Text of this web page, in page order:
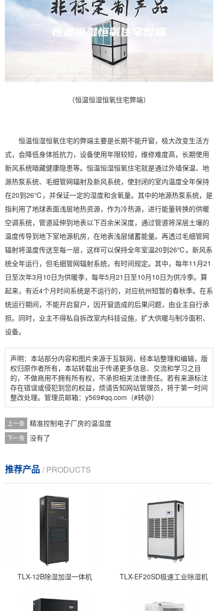
（恒温恒湿恒氧住宅弊端）
恒温恒湿恒氧住宅的弊端主要是长期不能开窗，极大改变生活方
式，会降低身体抵抗力，设备使用年限较短，维修难度高，长期使用
新风系统暗藏健康隐患等。恒温恒湿恒氧住宅就是通过外墙保温、地
源热泵系统、毛细管网辐射及新风系统，使封闭的室内温度全年保持
在20到26℃，并保证一定的湿度和含氧量。其中的地源热泵系统，是
指利用了地球表面浅层地热资源，作为冷热源，进行能量转换的供暖
空调系统，管道延伸到地表以下百余米深度，通过管道将深层土壤的
温度传导到地下室地源机房，在地表浅层储蓄能量。再透过毛细管网
辐射将温度传送至每一层，这样可以保持全年室温20到26℃。新风系
统全年运行，但毛细管网辐射系统，有时间规定。其中，每年11月21
日至次年3月10日为供暖季，每年5月21日至10月10日为供冷季。算
起来，有近4个月时间系统是不运行的，对应杭州短暂的春秋季。在系
统运行期间，不能开启窗户，因开窗造成的后果问题，由业主自行承
担。同时，业主不得私自拆改室内科技设施，扩大供暖与制冷面积、
设备。
声明：本站部分内容和图片来源于互联网，经本站整理和编辑，版
权归原作者所有，本站转载出于传递更多信息、交流和学习之目
的，不做商用不拥有所有权，不承担相关法律责任。若有来源标注
存在错误或侵犯到您的权益，烦请告知网站管理员，将于第一时间
整改处理。管理员邮箱：y569#qq.com（#转@）
上一条 精准控制电子厂房的温湿度
下一条 没有了
推荐产品 / PRODUCTS
TLX-12B除湿加湿一体机 TLX-EF20SD极速工业除湿机